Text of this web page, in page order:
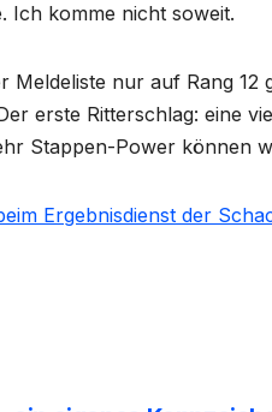
Ich komme nicht soweit.
Meldeliste nur auf Rang
erste Ritterschlag: eine
Stappen-Power können
Ergebnisdienst der